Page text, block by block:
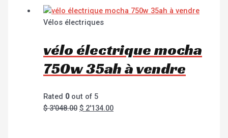
Vélos électriques
vélo électrique mocha
750w 35ah à vendre
Rated 0out of 5
$3'048.00 $ 2'134.00